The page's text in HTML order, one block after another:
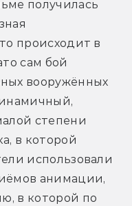
получилась
происходит в
сам бой
вооружённых
степени
в которой
использовали
анимации,
в которой по